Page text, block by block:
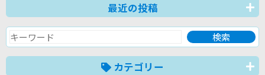
最近の投稿
カテゴリー